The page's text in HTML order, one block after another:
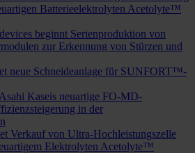
Batterieelektrolyten Acetolyte™
beginnt Serienproduktion von
zur Erkennung von Stürzen und
neue Schneideanlage für SUNFORT™-
Kaseis neuartige FO-MD-
in der
Verkauf von Ultra-Hochleistungszelle
Elektrolyten Acetolyte™